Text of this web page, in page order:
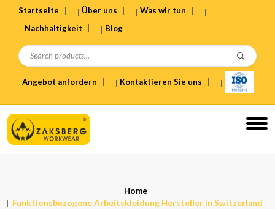
Startseite Über uns
Was wir tun
Nachhaltigkeit
Blog
Angebot anfordern Kontaktieren Sie uns
Home
Funktionsbezogene Arbeitskleidung Hersteller in Switzerland